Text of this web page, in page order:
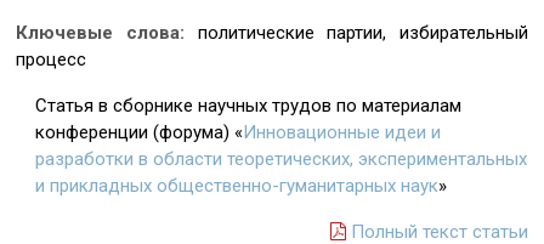
Ключевые слова: политические партии, избирательный
процесс
Статья в сборнике научных трудов по материалам
конференции (форума) «Инновационные идеи и
разработки в области теоретических, экспериментальных
и прикладных общественно-гуманитарных наук»
Полный текст статьи